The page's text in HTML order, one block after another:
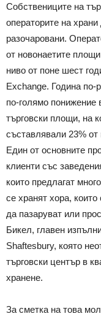
Собствениците на
операторите на
разочаровани.
от новонаетите
ниво от поне шест
Exchange. Година
по-голямо понижение
търговски площи, на
съставлявали 23% от
Един от основните
клиенти със
които предлагат
се хранят хора,
да пазаруват или
Бикел, главен
Shaftesbury, която
търговски център в
хранене.
За сметка на това